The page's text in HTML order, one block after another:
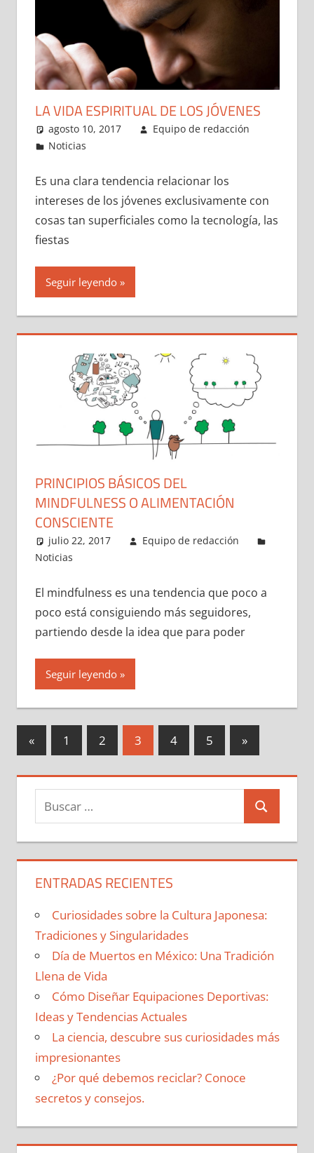
LA VIDA ESPIRITUAL DE LOS JÓVENES
agosto 10, 2017
Equipo de redacción
Noticias
Es una clara tendencia relacionar los
intereses de los jóvenes exclusivamente con
cosas tan superficiales como la tecnología, las
fiestas
Seguir leyendo
PRINCIPIOS BÁSICOS DEL
MINDFULNESS O ALIMENTACIÓN
CONSCIENTE
julio 22, 2017
Equipo de redacción
Noticias
El mindfulness es una tendencia que poco a
poco está consiguiendo más seguidores,
partiendo desde la idea que para poder
Seguir leyendo
Paginación
entradas
«Entradas
anteriores
1 2 3 4 5
Entradas
siguientes
»
Buscar:
Buscar
ENTRADAS RECIENTES
Curiosidades sobre la Cultura Japonesa:
Tradiciones y Singularidades
Día de Muertos en México: Una Tradición
Llena de Vida
Cómo Diseñar Equipaciones Deportivas:
Ideas y Tendencias Actuales
La ciencia, descubre sus curiosidades más
impresionantes
¿Por qué debemos reciclar? Conoce
secretos y consejos.